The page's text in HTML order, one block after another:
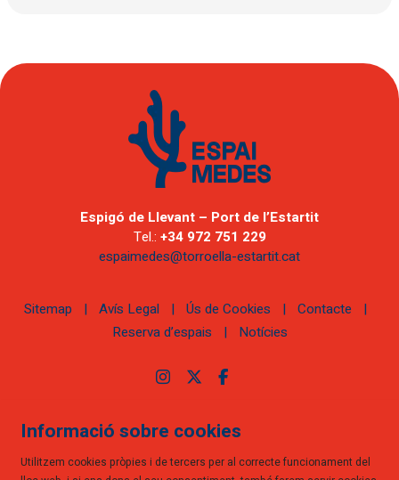
Espigó de Llevant – Port de l’Estartit
Tel.: +34 972 751 229
espaimedes@torroella-estartit.cat
Sitemap | Avís Legal | Ús de Cookies | Contacte
|
Reserva d’espais
| Notícies
Link a instagram
Link a twitter
Link a facebook
Informació sobre cookies
Utilitzem cookies pròpies i de tercers per al correcte funcionament del